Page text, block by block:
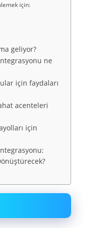
için:
geliyor?
ne
için faydaları
acenteleri
için